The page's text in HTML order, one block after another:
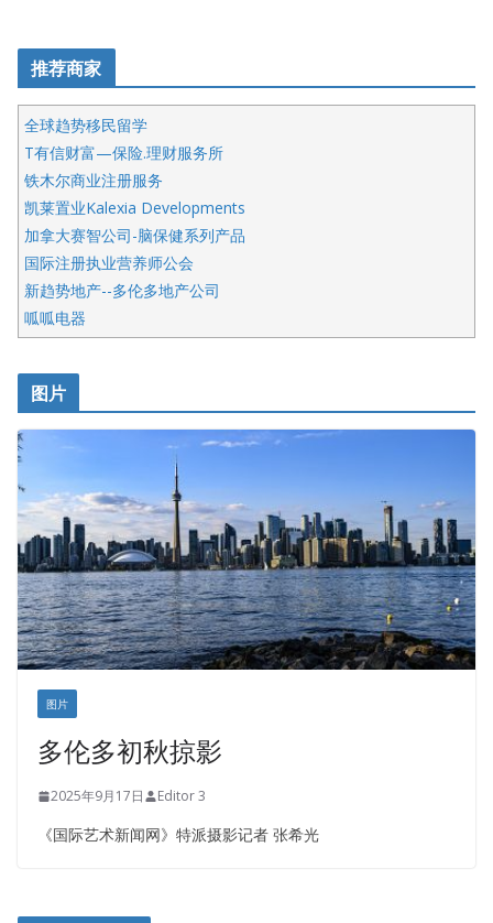
推荐商家
全球趋势移民留学
T有信财富—保险.理财服务所
铁木尔商业注册服务
凯莱置业Kalexia Developments
加拿大赛智公司-脑保健系列产品
国际注册执业营养师公会
新趋势地产--多伦多地产公司
呱呱电器
开明车行KS CAR SALES & SERVICE
皇后金融集团
铁木尔商业注册服务
图片
图片
多伦多初秋掠影
2025年9月17日 Editor 3
《国际艺术新闻网》特派摄影记者 张希光